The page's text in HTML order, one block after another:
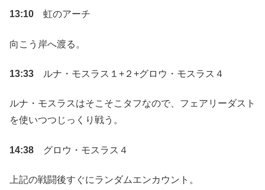
13:10 虹のアーチ
向こう岸へ渡る。
13:33 ルナ・モスラス１+２+グロウ・モスラス４
ルナ・モスラスはそこそこタフなので、フェアリーダスト
を使いつつじっくり戦う。
14:38 グロウ・モスラス４
上記の戦闘後すぐにランダムエンカウント。